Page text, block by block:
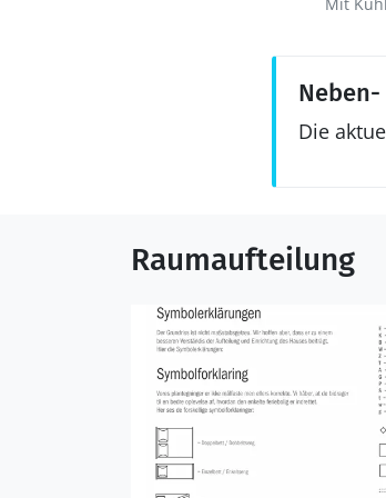
Die
Raumaufteilung